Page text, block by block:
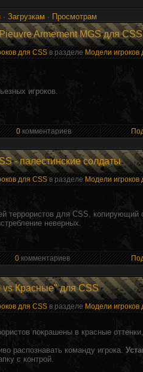
· Загрузкам · Просмотрам
Armement MGS для CSS
для CSSв разделеМодели игроков
игроков.
0комментариев
- палестинские солдаты
для CSSв разделеМодели игроков
террористов для CSS, копирующий
неверных.
0комментариев
Красные" для CSS
для CSSв разделеМодели игроков
покрашены в красные
распознавать команду игрока.
с контрой.